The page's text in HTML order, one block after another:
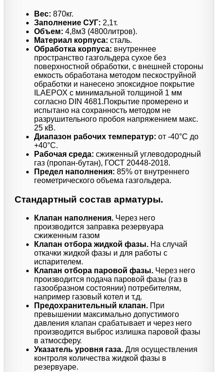
Вес: 870кг.
Заполнение СУГ: 2,1т.
Объем: 4,8м3 (4800литров).
Материал корпуса: сталь.
Обработка корпуса: внутреннее
пространство газгольдера сухое без
поверхностной обработки, с внешней стороны
емкость обработана методом пескоструйной
обработки и нанесено эпоксидное покрытие
ILAEPOX с минимальной толщиной 1 мм
согласно DIN 4681.Покрытие промерено и
испытано на сохранность методом не
разрушительного пробоя напряжением макс.
25 кВ.
Диапазон рабочих температур: от -40°C до
+40°C.
Рабочая среда: сжиженный углеводородный
газ (пропан-бутан), ГОСТ 20448-2018.
Предел наполнения: 85% от внутреннего
геометрического объема газгольдера.
Стандартный состав арматуры.
Клапан наполнения. Через него
производится заправка резервуара
сжиженным газом
Клапан отбора жидкой фазы. На случай
откачки жидкой фазы и для работы с
испарителем.
Клапан отбора паровой фазы. Через него
производится подача паровой фазы (газ в
газообразном состоянии) потребителям,
например газовый котел и т.д.
Предохранительный клапан. При
превышении максимально допустимого
давления клапан срабатывает и через него
производится выброс излишка паровой фазы
в атмосферу.
Указатель уровня газа. Для осуществления
контроля количества жидкой фазы в
резервуаре.